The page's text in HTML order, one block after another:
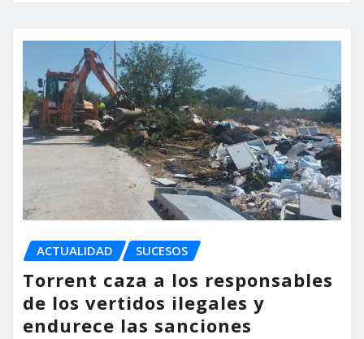
ACTUALIDAD SUCESOS
Torrent caza a los responsables
de los vertidos ilegales y
endurece las sanciones